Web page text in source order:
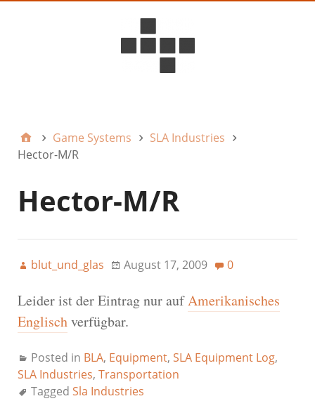
Game Systems
SLA Industries
Hector-M/R
Hector-M/R
blut_und_glas August 17, 2009 0
Leider ist der Eintrag nur aufAmerikanisches
Englischverfügbar.
Posted in BLA, Equipment, SLA Equipment Log,
SLA Industries, Transportation
Tagged Sla Industries